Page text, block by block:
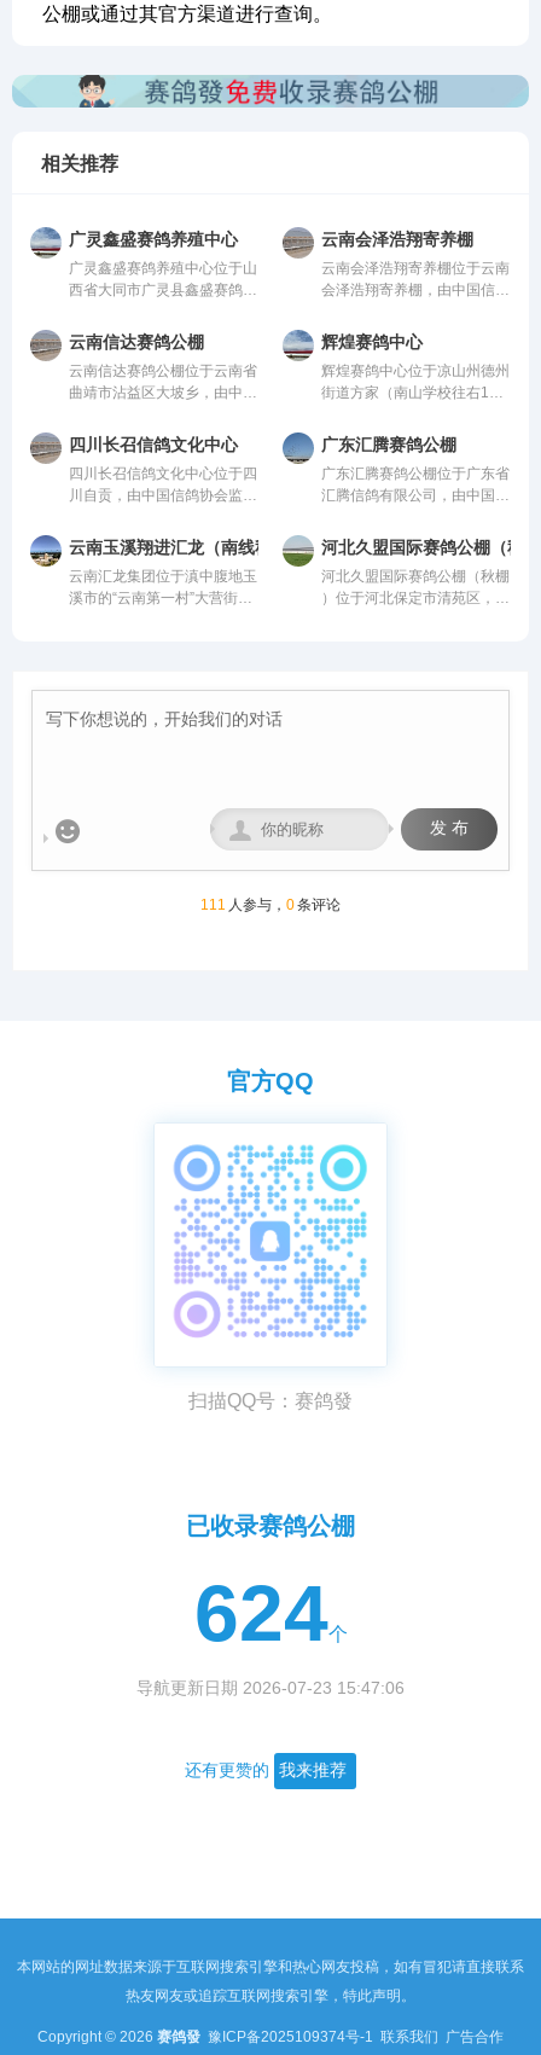
公棚或通过其官方渠道进行查询。
相关推荐
广灵鑫盛赛鸽养殖中心
广灵鑫盛赛鸽养殖中心位于山
西省大同市广灵县鑫盛赛鸽养
管。该公棚以国际、国内先
进、科学合理的设计方案进行
建设，采用一体化钢架结构，
公棚长200米，宽28米，高15
从配件设施到饲养团队，均达
到业内领先水平，为广大鸽友
创造一个心神向往的赛鸽净
地。
云南会泽浩翔寄养棚
云南会泽浩翔寄养棚位于云南
会泽浩翔寄养棚，由中国信鸽
内先进、科学合理的设计方案
进行建设，采用一体化钢架结
构，公棚长200米，宽28米，
高15米，可容纳20000多羽赛
均达到业内领先水平，为广大
鸽友创造一个心神向往的赛鸽
净地。
云南信达赛鸽公棚
云南信达赛鸽公棚位于云南省
曲靖市沾益区大坡乡，由中国
际、国内先进、科学合理的设
计方案进行建设，采用一体化
钢架结构，公棚长200米，宽
28米，高15米，可容纳
到饲养团队，均达到业内领先
水平，为广大鸽友创造一个心
神向往的赛鸽净地。
辉煌赛鸽中心
辉煌赛鸽中心位于凉山州德州
街道方家（南山学校往右1公
管。该公棚以国际、国内先
进、科学合理的设计方案进行
建设，采用一体化钢架结构，
公棚长200米，宽28米，高15
从配件设施到饲养团队，均达
到业内领先水平，为广大鸽友
创造一个心神向往的赛鸽净
地。
四川长召信鸽文化中心
四川长召信鸽文化中心位于四
川自贡，由中国信鸽协会监
进、科学合理的设计方案进行
建设，采用一体化钢架结构，
公棚长200米，宽28米，高15
米，可容纳20000多羽赛鸽。
地。
广东汇腾赛鸽公棚
广东汇腾赛鸽公棚位于广东省
汇腾信鸽有限公司，由中国信
国内先进、科学合理的设计方
案进行建设，采用一体化钢架
结构，公棚长200米，宽28
米，高15米，可容纳20000多
赛鸽净地。
云南玉溪翔进汇龙（南线秋棚）
云南汇龙集团位于滇中腹地玉
溪市的“云南第一村”大营街工
河北久盟国际赛鸽公棚（秋
河北久盟国际赛鸽公棚（秋棚​​​​​​​
）位于河北保定市清苑区，由
 发 布

111 人参与， 0条评论
官方QQ
扫描QQ号：赛鸽發
已收录赛鸽公棚
624个
导航更新日期 2026-07-23 15:47:06
还有更赞的 我来推荐
本网站的网址数据来源于互联网搜索引擎和热心网友投稿，如有冒犯请直接联系
热友网友或追踪互联网搜索引擎，特此声明。
Copyright © 2026 赛鸽發 豫ICP备2025109374号-1 联系我们 广告合作